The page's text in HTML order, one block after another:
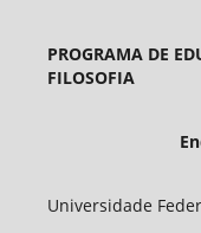
PROGRAMA DE
FILOSOFIA
Universidade